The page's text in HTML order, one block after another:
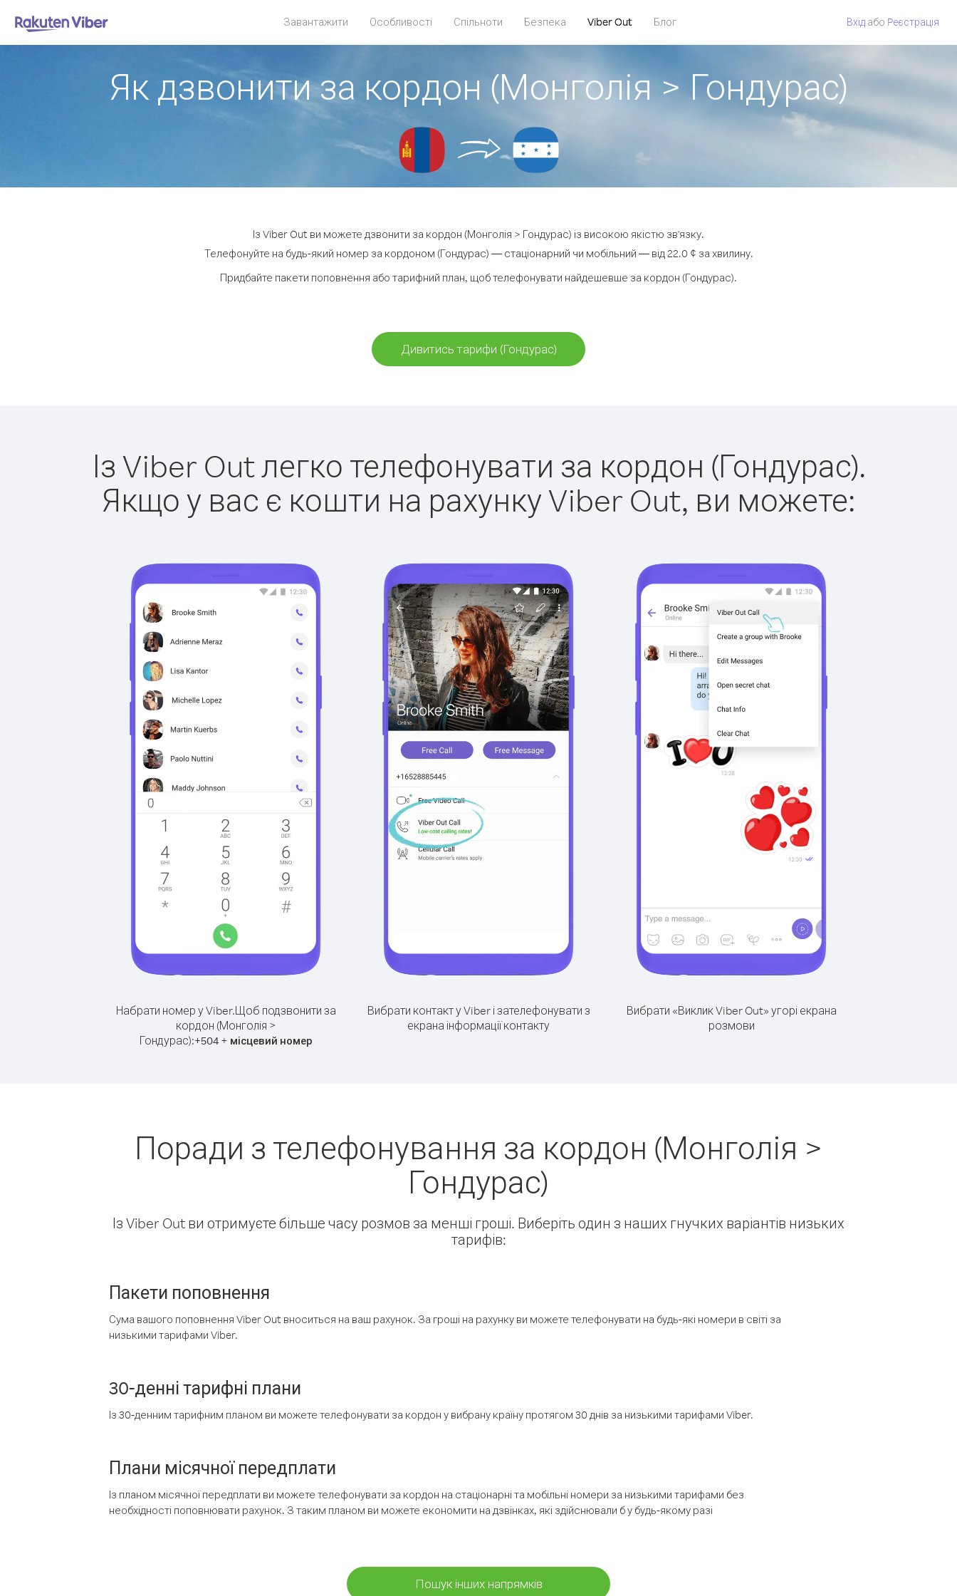
Завантажити Особливості Спільноти Безпека Viber Out Блог Вхід або Pеєстрація
Як дзвонити за кордон (Монголія > Гондурас)
Із Viber Out ви можете дзвонити за кордон (Монголія > Гондурас) із високою якістю зв'язку.
Телефонуйте на будь-який номер за кордоном (Гондурас) — стаціонарний чи мобільний — від 22.0 ¢ за хвилину.
Придбайте пакети поповнення або тарифний план, щоб телефонувати найдешевше за кордон (Гондурас).
Дивитись тарифи (Гондурас)
Із Viber Out легко телефонувати за кордон (Гондурас).
Якщо у вас є кошти на рахунку Viber Out, ви можете:
Набрати номер у Viber.Щоб подзвонити за
кордон (Монголія >
Гондурас):+504+ місцевий номер
Вибрати контакт у Viber і зателефонувати з
екрана інформації контакту
Вибрати «Виклик Viber Out» угорі екрана
розмови
Поради з телефонування за кордон (Монголія >
Гондурас)
Із Viber Out ви отримуєте більше часу розмов за менші гроші. Виберіть один з наших гнучких варіантів низьких
тарифів:
Пакети поповнення
Сума вашого поповнення Viber Out вноситься на ваш рахунок. За гроші на рахунку ви можете телефонувати на будь-які номери в світі за
низькими тарифами Viber.
30-денні тарифні плани
Із 30-денним тарифним планом ви можете телефонувати за кордон у вибрану країну протягом 30 днів за низькими тарифами Viber.
Плани місячної передплати
Із планом місячної передплати ви можете телефонувати за кордон на стаціонарні та мобільні номери за низькими тарифами без
необхідності поповнювати рахунок. З таким планом ви можете економити на дзвінках, які здійснювали б у будь-якому разі
Пошук інших напрямків